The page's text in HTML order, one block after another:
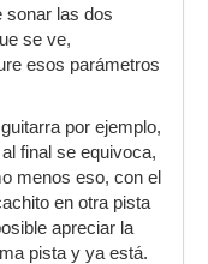
sonar las dos
se ve,
esos parámetros
por ejemplo,
final se equivoca,
menos eso, con el
en otra pista
apreciar la
pista y ya está.